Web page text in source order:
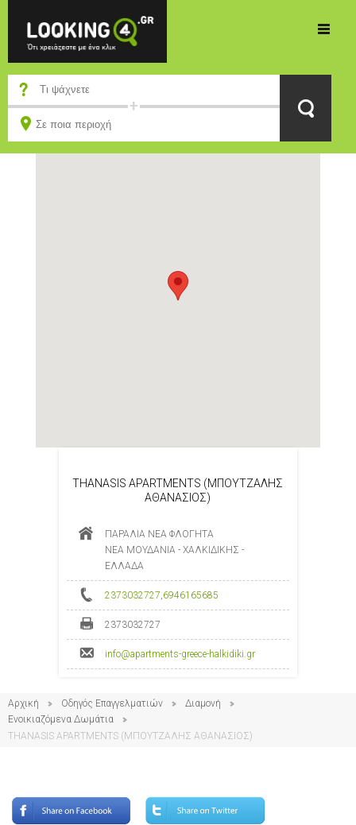
THANASIS APARTMENTS (ΜΠΟΥΤΖΑΛΗΣ
ΑΘΑΝΑΣΙΟΣ)
ΠΑΡΑΛΙΑ ΝΕΑ ΦΛΟΓΗΤΑ
ΝΕΑ ΜΟΥΔΑΝΙΑ - ΧΑΛΚΙΔΙΚΗΣ -
ΕΛΛΑΔΑ
2373032727,6946165685
2373032727
info@apartments-greece-halkidiki.gr
Αρχική Οδηγός Επαγγελματιών
Διαμονή
Ενοικιαζόμενα Δωμάτια
THANASIS APARTMENTS (ΜΠΟΥΤΖΑΛΗΣ ΑΘΑΝΑΣΙΟΣ)